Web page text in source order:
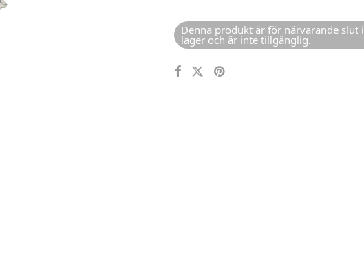
Denna produkt är för närvarande slut i
lager och är inte tillgänglig.